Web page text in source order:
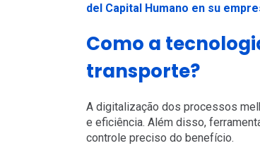
del Capital Humano en su
Como a
transporte?
A digitalização dos processos
e eficiência. Além disso,
controle preciso do benefício.